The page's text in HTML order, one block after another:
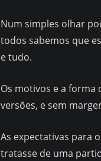
Num simples olhar
todos sabemos que
e tudo.
Os motivos e a forma
versões, e sem
As expectativas para
tratasse de uma